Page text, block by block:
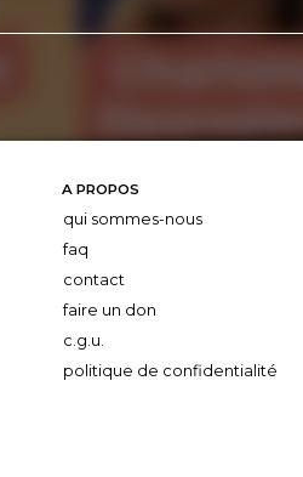
A PROPOS
qui sommes-nous
faq
contact
faire un don
c.g.u.
politique de confidentialité